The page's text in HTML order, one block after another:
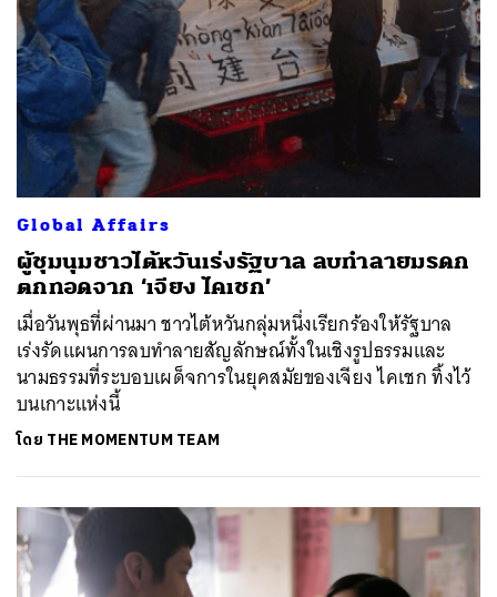
Global Affairs
ผู้ชุมนุมชาวไต้หวันเร่งรัฐบาล ลบทำลายมรดก
ตกทอดจาก ‘เจียง ไคเชก’
เมื่อวันพุธที่ผ่านมา ชาวไต้หวันกลุ่มหนึ่งเรียกร้องให้รัฐบาล
เร่งรัดแผนการลบทำลายสัญลักษณ์ทั้งในเชิงรูปธรรมและ
นามธรรมที่ระบอบเผด็จการในยุคสมัยของเจียง ไคเชก ทิ้งไว้
บนเกาะแห่งนี้
โดย THE MOMENTUM TEAM